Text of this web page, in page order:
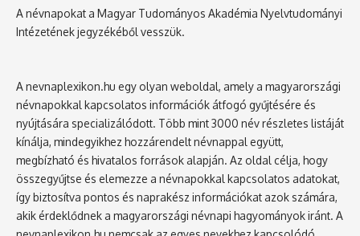
A névnapokat a Magyar Tudományos Akadémia Nyelvtudományi
Intézetének jegyzékéből vesszük.
A nevnaplexikon.hu egy olyan weboldal, amely a magyarországi
névnapokkal kapcsolatos információk átfogó gyűjtésére és
nyújtására specializálódott. Több mint 3000 név részletes listáját
kínálja, mindegyikhez hozzárendelt névnappal együtt,
megbízható és hivatalos források alapján. Az oldal célja, hogy
összegyűjtse és elemezze a névnapokkal kapcsolatos adatokat,
így biztosítva pontos és naprakész információkat azok számára,
akik érdeklődnek a magyarországi névnapi hagyományok iránt. A